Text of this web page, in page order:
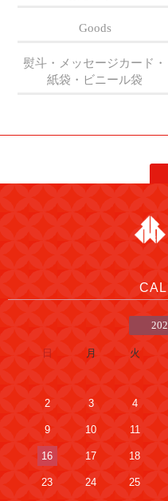
Goods
熨斗・メッセージカード・
紙袋・ビニール袋
日 月 火
2 3 4
9 10 11
16 17 18
23 24 25